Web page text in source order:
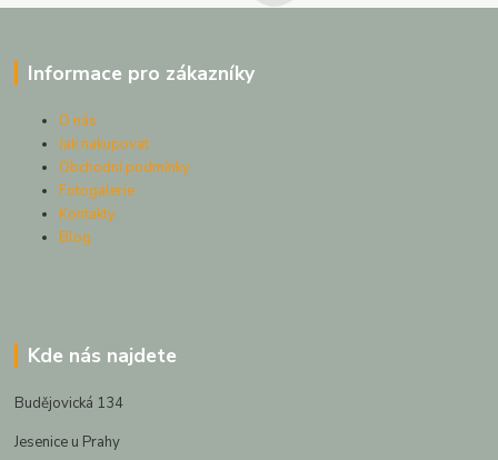
Informace pro zákazníky
O nás
Jak nakupovat
Obchodní podmínky
Fotogalerie
Kontakty
Blog
Kde nás najdete
Budějovická 134
Jesenice u Prahy